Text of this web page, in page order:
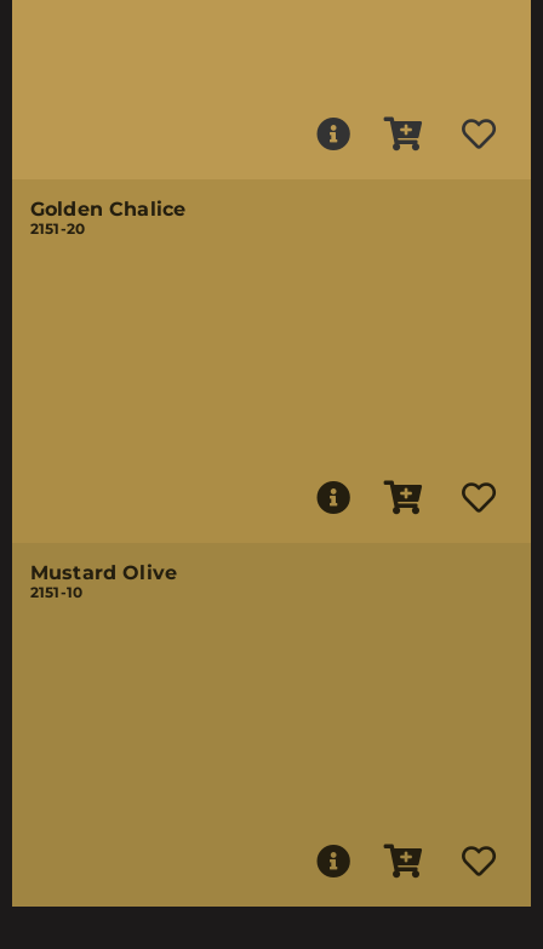
Golden Chalice
2151-20
Mustard Olive
2151-10